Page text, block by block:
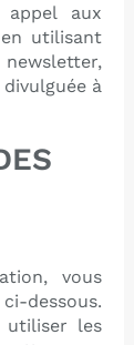
aux
utilisant
à
vous
dessous.
utiliser les